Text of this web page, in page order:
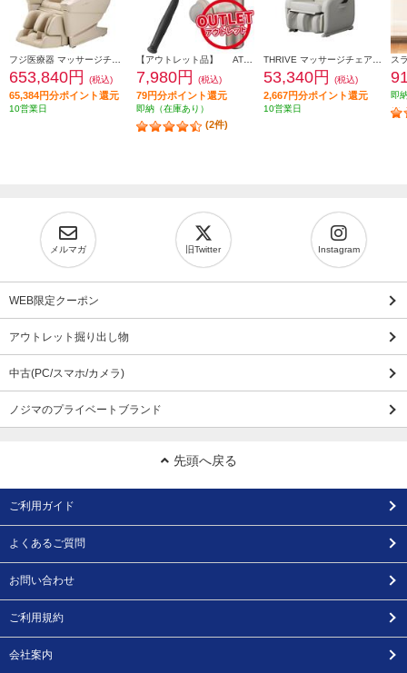
653,840円 (税込)
65,384円分ポイント還元
10営業日
7,980円 (税込)
79円分ポイント還元
即納（在庫あり）
(2件)
53,340円 (税込)
2,667円分ポイント還元
10営業日
即
メルマガ 旧Twitter Instagram
WEB限定クーポン
アウトレット掘り出し物
中古(PC/スマホ/カメラ)
ノジマのプライベートブランド
先頭へ戻る
ご利用ガイド
よくあるご質問
お問い合わせ
ご利用規約
会社案内